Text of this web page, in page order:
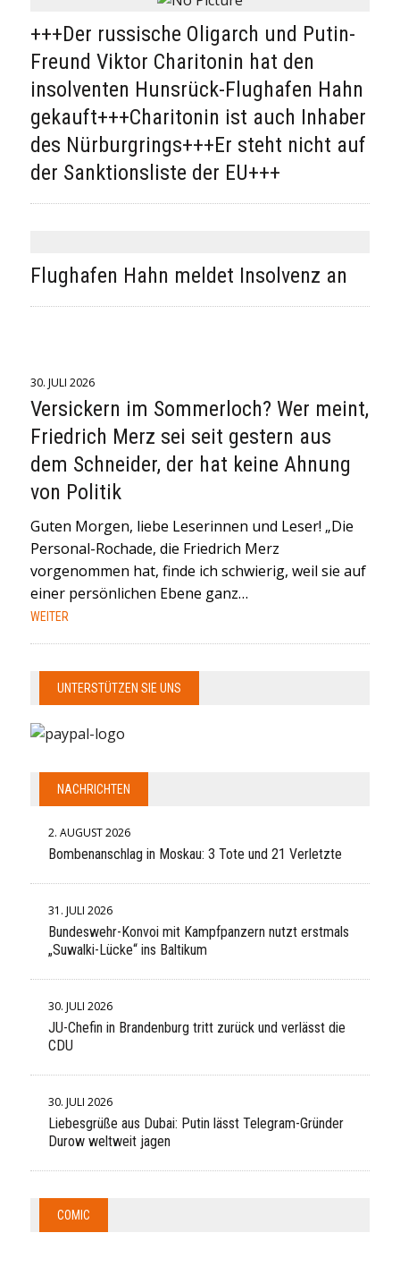
+++Der russische Oligarch und Putin-
Freund Viktor Charitonin hat den
insolventen Hunsrück-Flughafen Hahn
gekauft+++Charitonin ist auch Inhaber
des Nürburgrings+++Er steht nicht auf
der Sanktionsliste der EU+++
Flughafen Hahn meldet Insolvenz an
30. JULI 2026
Versickern im Sommerloch? Wer meint,
Friedrich Merz sei seit gestern aus
dem Schneider, der hat keine Ahnung
von Politik
Guten Morgen, liebe Leserinnen und Leser! „Die
Personal-Rochade, die Friedrich Merz
vorgenommen hat, finde ich schwierig, weil sie auf
einer persönlichen Ebene ganz…
WEITER
UNTERSTÜTZEN SIE UNS
NACHRICHTEN
2. AUGUST 2026
Bombenanschlag in Moskau: 3 Tote und 21 Verletzte
31. JULI 2026
Bundeswehr-Konvoi mit Kampfpanzern nutzt erstmals
„Suwalki-Lücke“ ins Baltikum
30. JULI 2026
JU-Chefin in Brandenburg tritt zurück und verlässt die
CDU
30. JULI 2026
Liebesgrüße aus Dubai: Putin lässt Telegram-Gründer
Durow weltweit jagen
COMIC